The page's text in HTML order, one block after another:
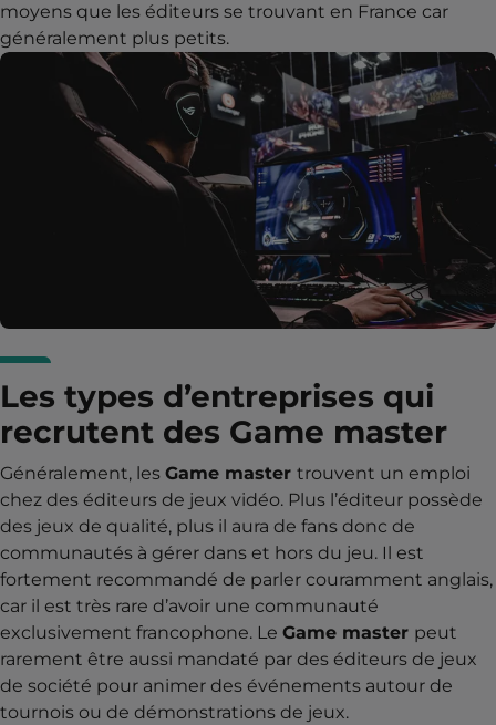
moyens que les éditeurs se trouvant en France car
généralement plus petits.
Les types d’entreprises qui
recrutent des Game master
Généralement, les Game master trouvent un emploi
chez des éditeurs de jeux vidéo. Plus l’éditeur possède
des jeux de qualité, plus il aura de fans donc de
communautés à gérer dans et hors du jeu. Il est
fortement recommandé de parler couramment anglais,
car il est très rare d’avoir une communauté
exclusivement francophone. Le Game master peut
rarement être aussi mandaté par des éditeurs de jeux
de société pour animer des événements autour de
tournois ou de démonstrations de jeux.